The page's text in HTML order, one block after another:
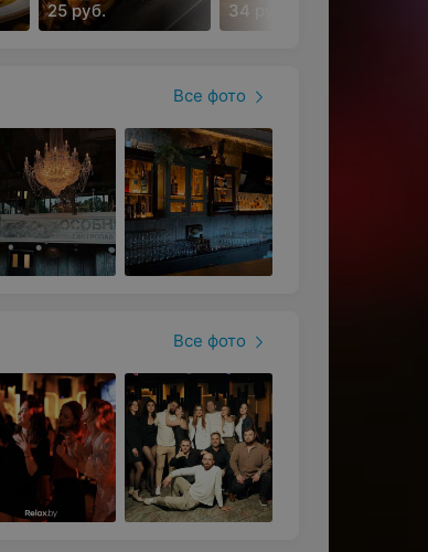
25 руб. 34 руб.
Все фото
Все фото